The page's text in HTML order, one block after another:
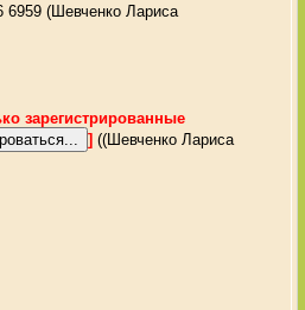
6959 (Шевченко Лариса
зарегистрированные
] ((Шевченко Лариса